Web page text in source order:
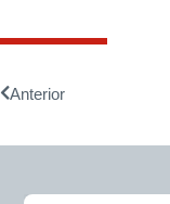
Anterior